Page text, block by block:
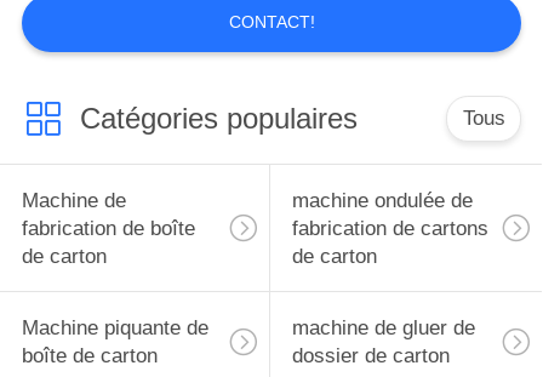
découpeuse
Slotter rotatoire
10
CONTACT!
Catégories populaires Tous
Machine de
fabrication de boîte
de carton
machine ondulée de
fabrication de cartons
de carton
Machine piquante de
boîte de carton
machine de gluer de
dossier de carton